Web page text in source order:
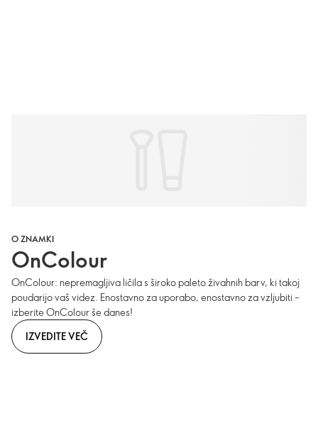
O ZNAMKI
OnColour
OnColour: nepremagljiva ličila s široko paleto živahnih barv, ki takoj
poudarijo vaš videz. Enostavno za uporabo, enostavno za vzljubiti –
izberite OnColour še danes!
IZVEDITE VEČ